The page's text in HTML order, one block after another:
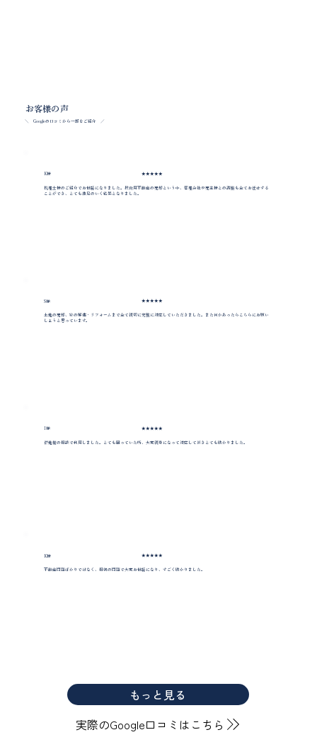
お客様の声
＼ Googleの口コミから一部をご紹介 ／
K様 ★★★★★
税理士様のご紹介でお世話になりました。投資用不動産の売却という中、管理会社や売主様との調整も全てお任せする
ことができ、とても満足のいく結果となりました。
S様 ★★★★★
土地の売却、家の解体・リフォームまで全て親切に完璧に対応していただきました。また何かあったらこちらにお願い
しようと思っています。
I様 ★★★★★
借地権の相談で利用しました。とても困っていた所、大変親身になって対応して頂きとても助かりました。
K様 ★★★★★
不動産問題ばかりではなく、相続の問題で大変お世話になり、すごく助かりました。
もっと見る
実際のGoogle口コミはこちら